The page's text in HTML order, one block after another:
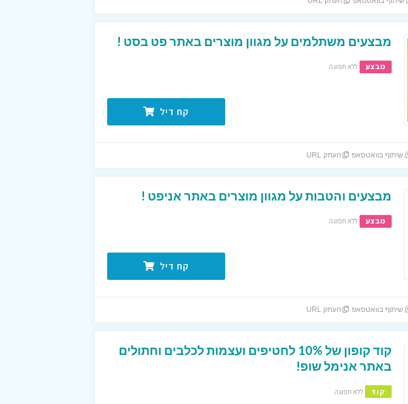
מבצעים משתלמים על מגוון מוצרים באתר פט בסט !
מבצע ללא תפוגה
קח דיל
שיתוף בוואטסאפ העתק URL
מבצעים והטבות על מגוון מוצרים באתר אניפט !
מבצע ללא תפוגה
קח דיל
שיתוף בוואטסאפ העתק URL
קוד קופון של 10% לחטיפים ועצמות לכלבים וחתולים
באתר אנימל שופ!
קוד ללא תפוגה